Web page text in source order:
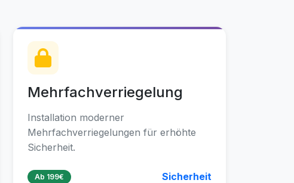
Mehrfachverriegelung
Installation moderner
Mehrfachverriegelungen für erhöhte
Sicherheit.
Ab 199€ Sicherheit